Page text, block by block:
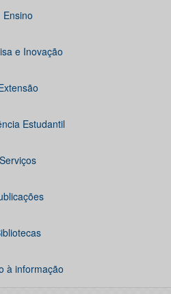
Ensino
e Inovação
Estudantil
Serviços
à informação